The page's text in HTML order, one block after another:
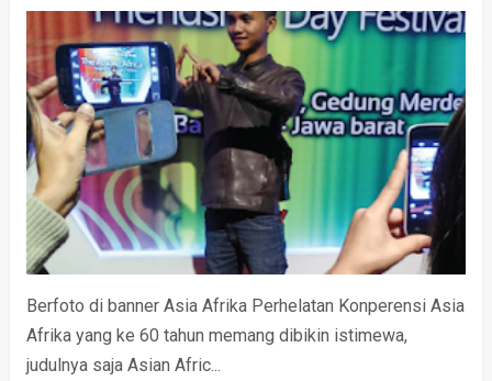
Berfoto di banner Asia Afrika Perhelatan Konperensi Asia
Afrika yang ke 60 tahun memang dibikin istimewa,
judulnya saja Asian Afric...